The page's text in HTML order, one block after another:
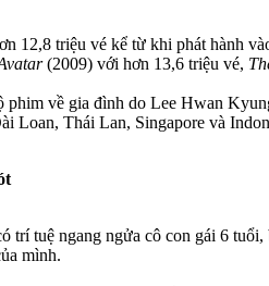
12,8 triệu vé kể từ khi phát hành
(2009) với hơn 13,6 triệu vé,
phim về gia đình do Lee Hwan
Loan, Thái Lan, Singapore và
trí tuệ ngang ngửa cô con gái 6
mình.